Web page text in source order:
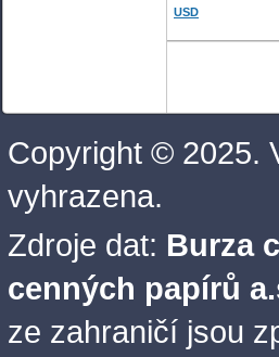
USD
Copyright © 2025.
vyhrazena.
Zdroje dat: Burza
cenných papírů
ze zahraničí jsou